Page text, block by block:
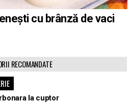
cu brânză de vaci
RECOMANDATE
la cuptor